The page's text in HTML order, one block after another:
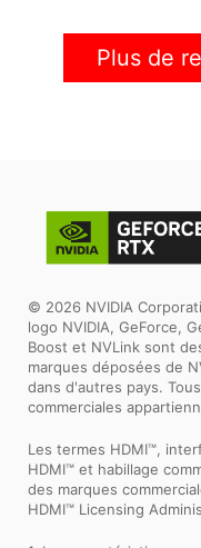
Plus de
© 2026 NVIDIA
logo NVIDIA, GeForce,
Boost et NVLink sont
marques déposées de
dans d'autres pays.
commerciales
Les termes HDMI™,
HDMI™ et habillage
des marques
HDMI™ Licensing